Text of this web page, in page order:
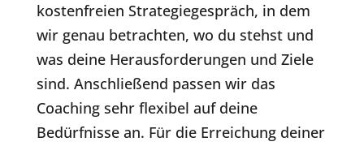
kostenfreien Strategiegespräch, in dem
wir genau betrachten, wo du stehst und
was deine Herausforderungen und Ziele
sind. Anschließend passen wir das
Coaching sehr flexibel auf deine
Bedürfnisse an. Für die Erreichung deiner